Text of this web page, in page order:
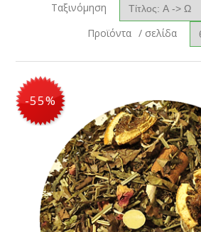
Ταξινόμηση
Προϊόντα / σελίδα
-55%